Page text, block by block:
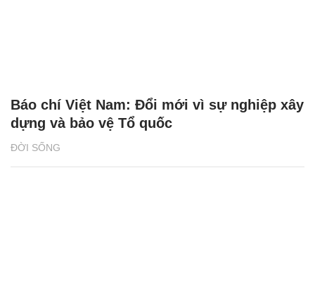
ĐỜI SỐNG
Báo chí Việt Nam: Đổi mới vì sự nghiệp xây
dựng và bảo vệ Tổ quốc